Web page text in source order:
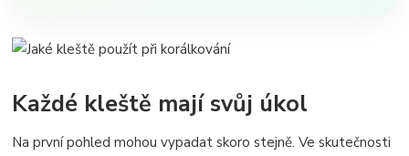
Každé kleště mají svůj úkol
Na první pohled mohou vypadat skoro stejně. Ve skutečnosti